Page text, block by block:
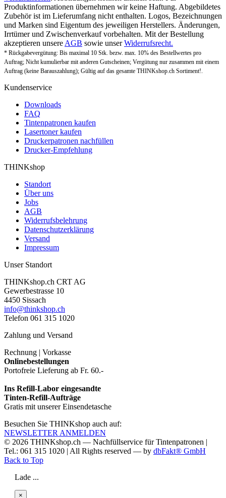
Produktinformationen übernehmen wir keine Haftung. Abgebildetes
Zubehör ist im Lieferumfang nicht enthalten. Logos, Bezeichnungen
und Marken sind Eigentum des jeweiligen Herstellers. Änderungen,
Irrtümer und Zwischenverkauf vorbehalten. Mit der Bestellung
akzeptieren unsere AGB sowie unserWiderrufsrecht.
* Rückgabevergütung: Bis maximal 10 Stk. bezw. max. 10% des Bestellwertes pro
Auftrag; Nicht kumulierbar mit anderen Gutscheinen; Vergütung nur zusammen mit einem
Auftrag (keine Barauszahlung); Gültig auf das gesamte THINKshop.ch Sortiment!.
Kundenservice
Downloads
FAQ
Tintenpatronen kaufen
Lasertoner kaufen
Druckerpatronen nachfüllen
Drucker-Empfehlung
THINKshop
Standort
Über uns
Jobs
AGB
Widerrufsbelehrung
Datenschutzerklärung
Versand
Impressum
Unser Standort
THINKshop.ch CRT AG
Gewerbestrasse 10
4450 Sissach
info@thinkshop.ch
Telefon 061 315 1020
Zahlung und Versand
Rechnung | Vorkasse
Onlinebestellungen
Portofreie Lieferung ab Fr. 60.-
Ins Refill-Labor eingesandte
Tinten-Refill-Aufträge
Gratis mit unserer Einsendetasche
Besuchen Sie THINKshop auch auf:
NEWSLETTER ANMELDEN
© 2026 THINKshop.ch — Nachfüllservice fürTintenpatronen |
Tel.: 061 315 1020 | All Rights reserved — by dbFakt® GmbH
Back to Top
Lade ...
×